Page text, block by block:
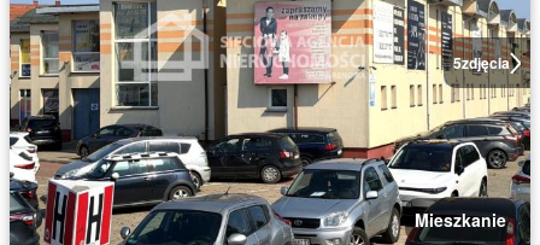
5zdjęcia
Mieszkanie